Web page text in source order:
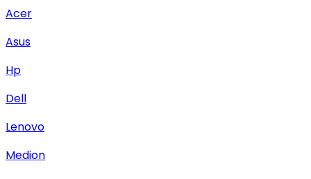
Acer
Asus
Hp
Dell
Lenovo
Medion